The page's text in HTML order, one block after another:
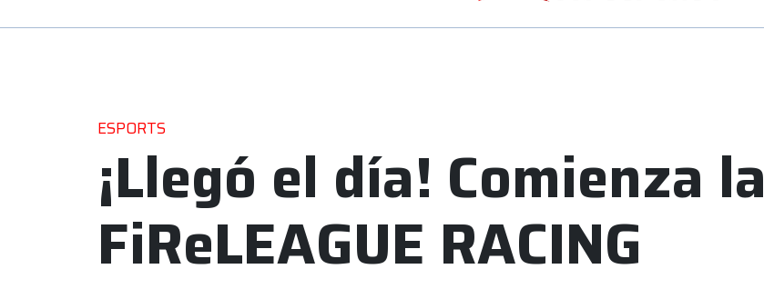
ESPORTS
¡Llegó el día! Comienza la
FiReLEAGUE RACING